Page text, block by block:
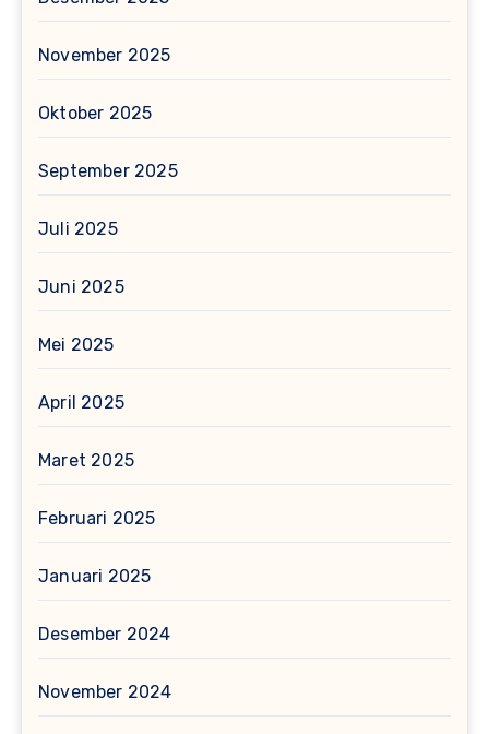
November 2025
Oktober 2025
September 2025
Juli 2025
Juni 2025
Mei 2025
April 2025
Maret 2025
Februari 2025
Januari 2025
Desember 2024
November 2024